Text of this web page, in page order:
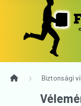
Biztonsági